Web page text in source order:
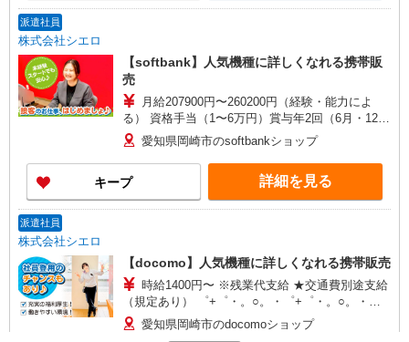
派遣社員
株式会社シエロ
【softbank】人気機種に詳しくなれる携帯販
売
月給207900円〜260200円（経験・能力によ
る） 資格手当（1〜6万円）賞与年2回（6月・12
月・実績最高5.4カ月分） 未経験から入社半年で
年収400万円以上への昇給実績あり ※残業代支給
★交通費別途支給（規定あり） ゜+゜・。○。・゜
+゜・。○。・゜+゜ 入社祝い金10万円支給(規定
有) お友達を紹介頂くと, インセンティブ支給(規定
愛知県岡崎市のsoftbankショップ
キープ 詳細を見る
派遣社員
株式会社シエロ
【docomo】人気機種に詳しくなれる携帯販売
時給1400円〜 ※残業代支給 ★交通費別途支給
（規定あり） ゜+゜・。○。・゜+゜・。○。・゜
+゜ 入社祝い金10万円支給(規定有) お友達を紹介
頂くと, インセンティブ支給(規定有) ★月2回払
愛知県岡崎市のdocomoショップ